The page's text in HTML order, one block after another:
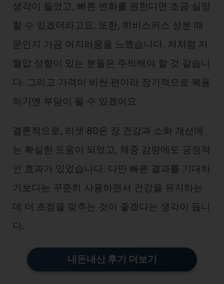
생각이 들었고, 빠른 변화를 원한다면 조금 실망
할 수 있겠더라고요. 또한, 히비스커스 성분 때
문인지 가끔 어지러움을 느꼈습니다. 저처럼 저
혈압 성향이 있는 분들은 주의해야 할 것 같습니
다. 그리고 가격이 비싼 편이라 장기적으로 복용
하기엔 부담이 될 수 있겠어요.
결론적으로, 리셋 80은 장 건강과 소화 개선에
는 확실한 도움이 되었고, 체중 감량에도 긍정적
인 효과가 있었습니다. 다만 빠른 결과를 기대하
기보다는 꾸준히 사용하면서 건강을 유지하는
데 더 초점을 맞추는 것이 좋겠다는 생각이 듭니
다.
내돈내산 후기 더보기